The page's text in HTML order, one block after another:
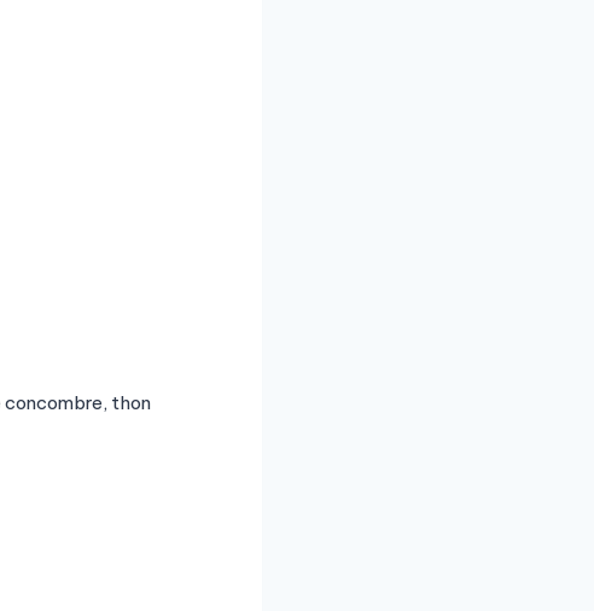
concombre, thon